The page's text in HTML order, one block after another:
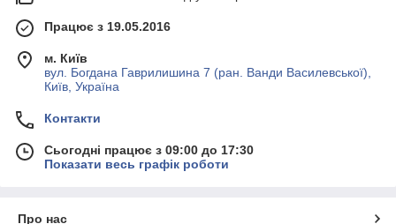
Працює з 19.05.2016
м. Київ
вул. Богдана Гаврилишина 7 (ран. Ванди Василевської),
Київ, Україна
Контакти
Сьогодні працює з 09:00 до 17:30
Показати весь графік роботи
Про нас